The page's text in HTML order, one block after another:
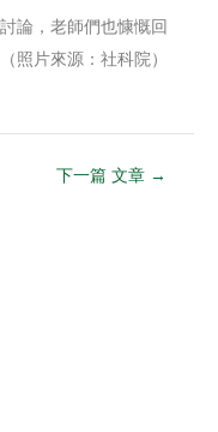
論，老師們也慷慨回
照片來源：社科院）
下一篇 文章 →